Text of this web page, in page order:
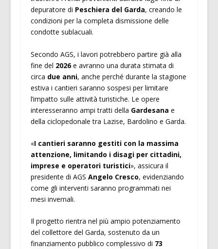
depuratore di Peschiera del Garda, creando le
condizioni per la completa dismissione delle
condotte sublacuali.
Secondo AGS, i lavori potrebbero partire già alla
fine del 2026e avranno una durata stimata di
circa due anni, anche perché durante la stagione
estiva i cantieri saranno sospesi per limitare
l’impatto sulle attività turistiche. Le opere
interesseranno ampi tratti della Gardesana e
della ciclopedonale tra Lazise, Bardolino e Garda.
«I cantieri saranno gestiti con la massima
attenzione, limitando i disagi per cittadini,
imprese e operatori turistici», assicura il
presidente di AGS Angelo Cresco, evidenziando
come gli interventi saranno programmati nei
mesi invernali.
Il progetto rientra nel più ampio potenziamento
del collettore del Garda, sostenuto da un
finanziamento pubblico complessivo di 73